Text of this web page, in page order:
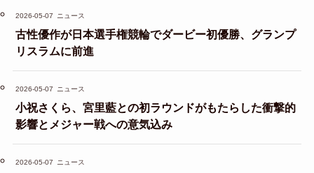
2026-05-07 ニュース
古性優作が日本選手権競輪でダービー初優勝、グランプ
リスラムに前進
2026-05-07 ニュース
小祝さくら、宮里藍との初ラウンドがもたらした衝撃的
影響とメジャー戦への意気込み
2026-05-07 ニュース